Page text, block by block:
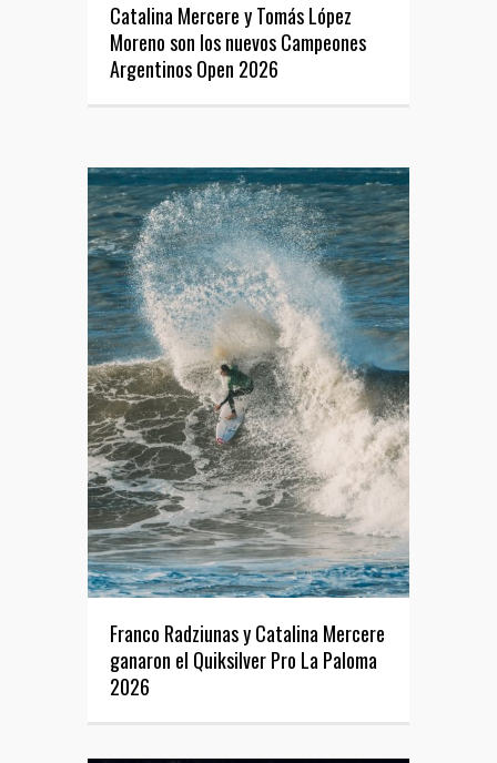
Catalina Mercere y Tomás López
Moreno son los nuevos Campeones
Argentinos Open 2026
Franco Radziunas y Catalina Mercere
ganaron el Quiksilver Pro La Paloma
2026